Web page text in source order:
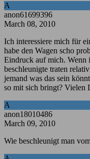
A
anon61699396
March 08, 2010
Ich interessiere mich für
habe den Wagen scho
Eindruck auf mich. Wenn
beschleunigte traten
jemand was das sein
so mit sich bringt? Vielen
A
anon18010486
March 09, 2010
Wie beschleunigt man